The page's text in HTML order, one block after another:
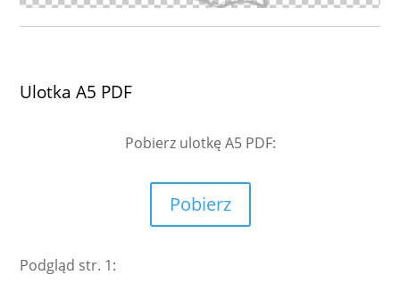
Ulotka A5 PDF
Pobierz ulotkę A5 PDF:
Pobierz
Podgląd str. 1: